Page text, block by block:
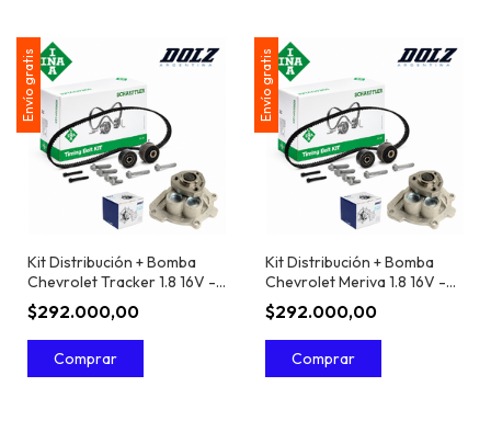
Envío gratis
Kit Distribución + Bomba
Chevrolet Tracker 1.8 16V -
INA
$292.000,00
Envío gratis
Kit Distribución + Bomba
Chevrolet Meriva 1.8 16V -
INA
$292.000,00